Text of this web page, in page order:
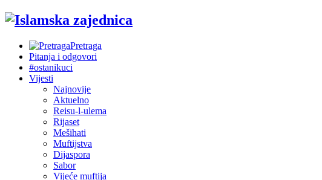
Pretraga
Pitanja i odgovori
#ostanikuci
Vijesti
Najnovije
Aktuelno
Reisu-l-ulema
Rijaset
Mešihati
Muftijstva
Dijaspora
Sabor
Vijeće muftija